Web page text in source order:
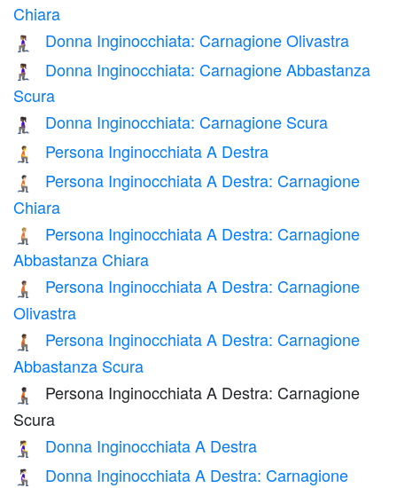
Chiara
🧎🏽‍♀️ Donna Inginocchiata: Carnagione Olivastra
🧎🏾‍♀️
Donna Inginocchiata: Carnagione Abbastanza
Scura
🧎🏿‍♀️ Donna Inginocchiata: Carnagione Scura
🧎‍➡️ Persona Inginocchiata A Destra
🧎🏻‍➡️
Persona Inginocchiata A Destra: Carnagione
Chiara
🧎🏼‍➡️
Persona Inginocchiata A Destra: Carnagione
Abbastanza Chiara
🧎🏽‍➡️
Persona Inginocchiata A Destra: Carnagione
Olivastra
🧎🏾‍➡️
Persona Inginocchiata A Destra: Carnagione
Abbastanza Scura
🧎🏿‍➡️
Persona Inginocchiata A Destra: Carnagione
Scura
🧎‍♀️‍➡️ Donna Inginocchiata A Destra
🧎🏻‍♀️‍➡️
Donna Inginocchiata A Destra: Carnagione